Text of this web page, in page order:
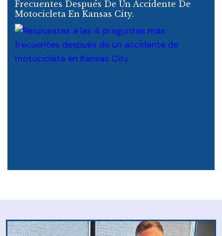
Frecuentes Después De Un Accidente De
Motocicleta En Kansas City.